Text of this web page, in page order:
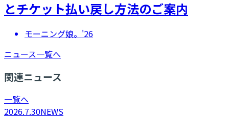
とチケット払い戻し方法のご案内
モーニング娘。'26
ニュース一覧へ
関連ニュース
一覧へ
2026.7.30NEWS